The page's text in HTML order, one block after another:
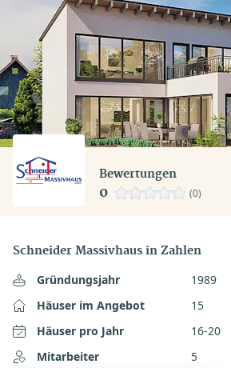
Bewertungen
0 (0)
Schneider Massivhaus in Zahlen
Gründungsjahr
1989
Häuser im Angebot
15
Häuser pro Jahr
16-20
Mitarbeiter
5